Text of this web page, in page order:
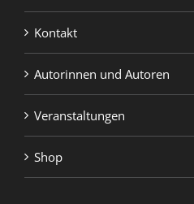
Kontakt
Autorinnen und Autoren
Veranstaltungen
Shop